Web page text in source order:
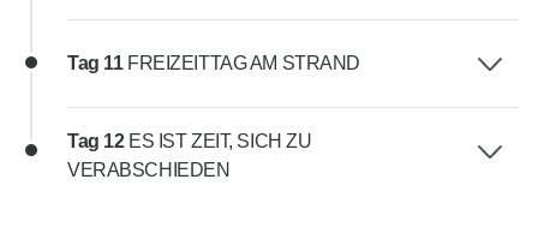
Tag 11 FREIZEITTAG AM STRAND
Tag 12 ES IST ZEIT, SICH ZU
VERABSCHIEDEN